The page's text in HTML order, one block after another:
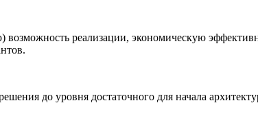
реализации, экономическую
до уровня достаточного для начала